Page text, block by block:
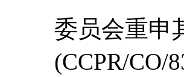
委员会重申
(CCPR/CO/